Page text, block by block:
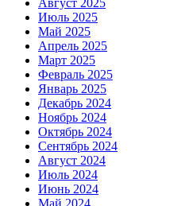
Июль 2025
Май 2025
Апрель 2025
Март 2025
Февраль 2025
Январь 2025
Декабрь 2024
Ноябрь 2024
Октябрь 2024
Сентябрь 2024
Август 2024
Июль 2024
Июнь 2024
Май 2024